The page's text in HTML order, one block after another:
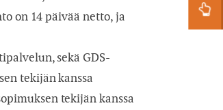
on 14 päivää netto, ja
sekä GDS-
tekijän kanssa
tekijän kanssa